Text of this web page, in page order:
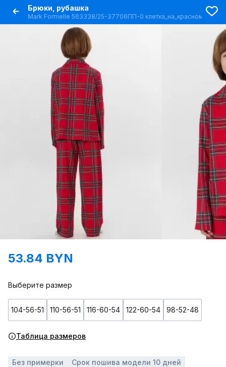
Брюки, рубашка
Mark Formelle 563338/25-37706ПП-0 клетка_на_красном
53.84 BYN
Выберите размер
104-56-51 110-56-51 116-60-54 122-60-54 98-52-48
Таблица размеров
Без примерки Срок пошива модели 10 дней